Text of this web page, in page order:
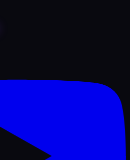
la música me llevó a
conocimientos, explorando la
Actualmente estudiante
proyecto que visibiliza el
en el país y el mundo.
la agencia y colectivo
enfocado en la
la identidad de artistas y la